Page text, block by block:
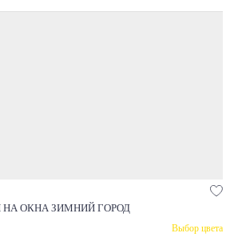
ОКНА ЗИМНИЙ ГОРОД
Выбор цвета